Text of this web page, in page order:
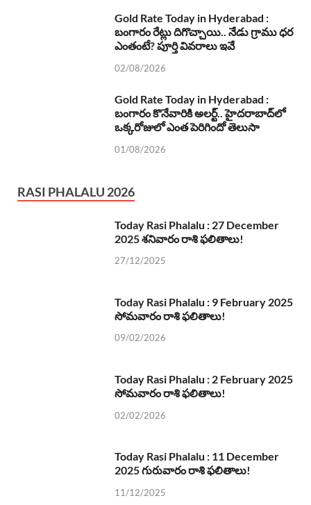
Gold Rate Today in Hyderabad :
బంగారం రేట్లు దిగొచ్చాయి.. నేడు గ్రాము ధర
ఎంతంటే? పూర్తి వివరాలు ఇవే
02/08/2026
Gold Rate Today in Hyderabad :
బంగారం కొనేవారికి అలర్ట్.. హైదరాబాద్‌లో
ఒక్కరోజులో ఎంత పెరిగిందో తెలుసా
01/08/2026
RASI PHALALU 2026
Today Rasi Phalalu : 27 December
2025 శనివారం రాశి ఫలితాలు!
27/12/2025
Today Rasi Phalalu : 9 February 2025
సోమవారం రాశి ఫలితాలు!
09/02/2026
Today Rasi Phalalu : 2 February 2025
సోమవారం రాశి ఫలితాలు!
02/02/2026
Today Rasi Phalalu : 11 December
2025 గురువారం రాశి ఫలితాలు!
11/12/2025